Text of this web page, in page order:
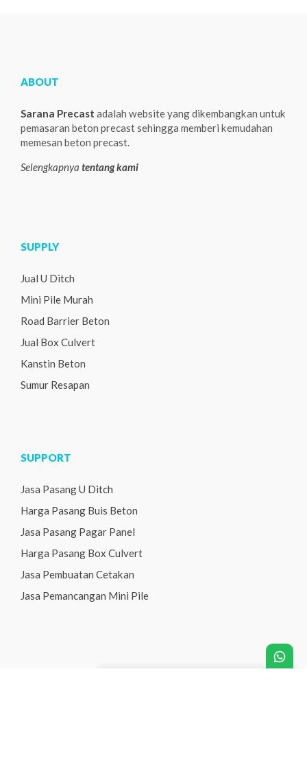
ABOUT
Sarana Precast adalah website yang dikembangkan untuk
pemasaran beton precast sehingga memberi kemudahan
memesan beton precast.
Selengkapnya tentang kami
SUPPLY
Jual U Ditch
Mini Pile Murah
Road Barrier Beton
Jual Box Culvert
Kanstin Beton
Sumur Resapan
SUPPORT
Jasa Pasang U Ditch
Harga Pasang Buis Beton
Jasa Pasang Pagar Panel
Harga Pasang Box Culvert
Jasa Pembuatan Cetakan
Jasa Pemancangan Mini Pile